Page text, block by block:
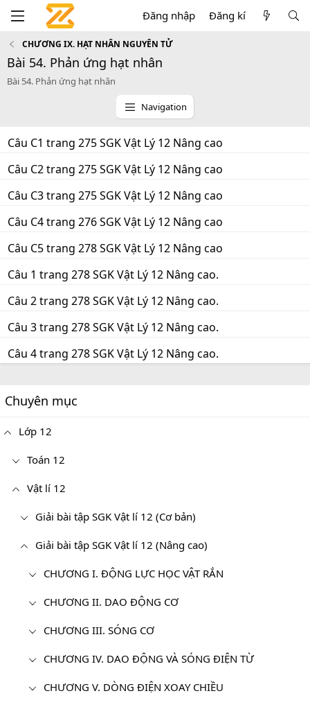
Đăng nhập Đăng kí
CHƯƠNG IX. HẠT NHÂN NGUYÊN TỬ
Bài 54. Phản ứng hạt nhân
Bài 54. Phản ứng hạt nhân
Navigation
Câu C1 trang 275 SGK Vật Lý 12 Nâng cao
Câu C2 trang 275 SGK Vật Lý 12 Nâng cao
Câu C3 trang 275 SGK Vật Lý 12 Nâng cao
Câu C4 trang 276 SGK Vật Lý 12 Nâng cao
Câu C5 trang 278 SGK Vật Lý 12 Nâng cao
Câu 1 trang 278 SGK Vật Lý 12 Nâng cao.
Câu 2 trang 278 SGK Vật Lý 12 Nâng cao.
Câu 3 trang 278 SGK Vật Lý 12 Nâng cao.
Câu 4 trang 278 SGK Vật Lý 12 Nâng cao.
Chuyên mục
Lớp 12
Toán 12
Vật lí 12
Giải bài tập SGK Vật lí 12 (Cơ bản)
Giải bài tập SGK Vật lí 12 (Nâng cao)
CHƯƠNG I. ĐỘNG LỰC HỌC VẬT RẮN
CHƯƠNG II. DAO ĐỘNG CƠ
CHƯƠNG III. SÓNG CƠ
CHƯƠNG IV. DAO ĐỘNG VÀ SÓNG ĐIỆN TỪ
CHƯƠNG V. DÒNG ĐIỆN XOAY CHIỀU